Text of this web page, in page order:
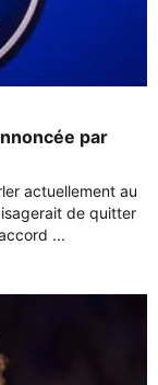
par
actuellement au
de quitter
...